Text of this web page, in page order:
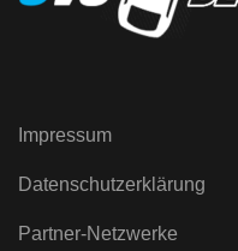
Impressum
Datenschutzerklärung
Partner-Netzwerke